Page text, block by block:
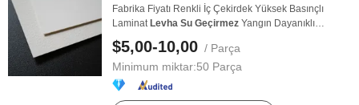
Fabrika Fiyatı Renkli İç Çekirdek Yüksek Basınçlı
Laminat Levha Su Geçirmez Yangın Dayanıklı
Mobilya ...
$5,00-10,00 / Parça
Minimum miktar:50 Parça